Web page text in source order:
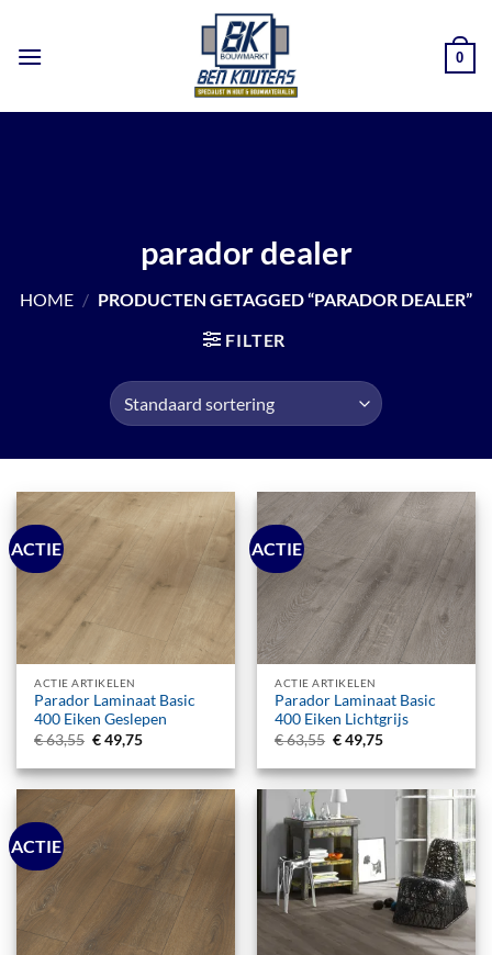
inhoud
0
parador dealer
HOME / PRODUCTEN GETAGGED “PARADOR DEALER”
FILTER
ACTIE
ACTIE ARTIKELEN
Parador Laminaat Basic
400 Eiken Geslepen
€63,55 Oorspronkelijke
prijs
was:
€ 63,55.
€49,75Huidige
is:
€ 49,75.
ACTIE
ACTIE ARTIKELEN
Parador Laminaat Basic
400 Eiken Lichtgrijs
€63,55 Oorspronkelijke
prijs
was:
€ 63,55.
€49,75Huidige
is:
€ 49,75.
ACTIE